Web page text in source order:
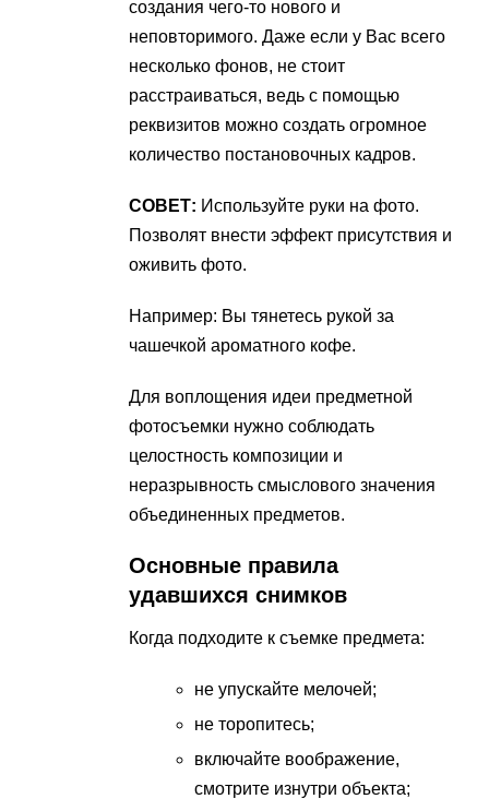
создания чего-то нового и
неповторимого. Даже если у Вас всего
несколько фонов, не стоит
расстраиваться, ведь с помощью
реквизитов можно создать огромное
количество постановочных кадров.
СОВЕТ: Используйте руки на фото.
Позволят внести эффект присутствия и
оживить фото.
Например: Вы тянетесь рукой за
чашечкой ароматного кофе.
Для воплощения идеи предметной
фотосъемки нужно соблюдать
целостность композиции и
неразрывность смыслового значения
объединенных предметов.
Основные правила
удавшихся снимков
Когда подходите к съемке предмета:
не упускайте мелочей;
не торопитесь;
включайте воображение,
смотрите изнутри объекта;